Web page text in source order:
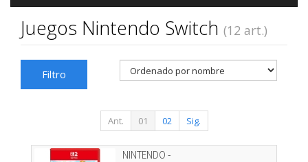
Juegos Nintendo Switch (12 art.)
Filtro
Ant. 01 02 Sig.
NINTENDO -